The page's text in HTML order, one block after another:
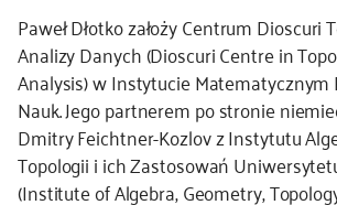
Paweł Dłotko założy Centrum Dioscuri
Analizy Danych (Dioscuri Centre in
Analysis) w Instytucie Matematycznym
Nauk. Jego partnerem po stronie
Dmitry Feichtner-Kozlov z Instytutu
Topologii i ich Zastosowań
(Institute of Algebra, Geometry,